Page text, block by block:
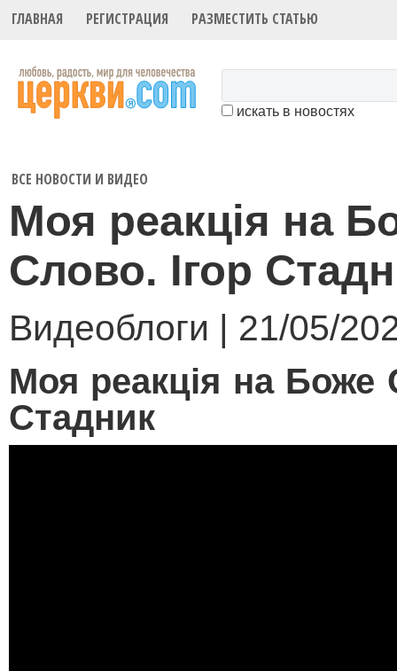
ГЛАВНАЯ РЕГИСТРАЦИЯ РАЗМЕСТИТЬ СТАТЬЮ
искать в новостях
ВСЕ НОВОСТИ И ВИДЕО
Моя реакція на
Слово. Ігор
Видеоблоги | 21/05/
Моя реакція на Боже
Стадник